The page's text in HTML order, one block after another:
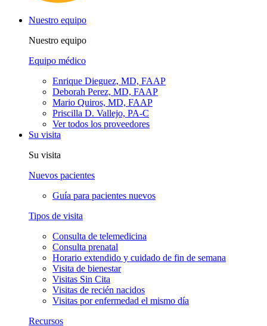
Nuestro equipo
Nuestro equipo
Equipo médico
Enrique Dieguez, MD, FAAP
Deborah Perez, MD, FAAP
Mario Quiros, MD, FAAP
Priscilla D. Vallejo, PA-C
Ver todos los proveedores
Su visita
Su visita
Nuevos pacientes
Guía para pacientes nuevos
Tipos de visita
Consulta de telemedicina
Consulta prenatal
Horario extendido y cuidado de fin de semana
Visita de bienestar
Visitas Sin Cita
Visitas de recién nacidos
Visitas por enfermedad el mismo día
Recursos